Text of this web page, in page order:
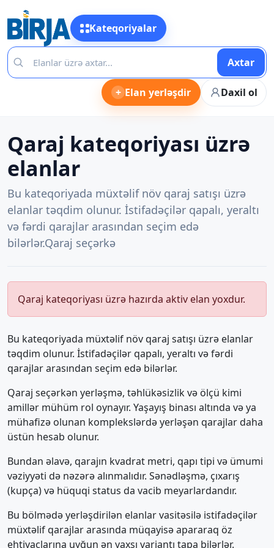
Kateqoriyalar
Axtar
+ Elan yerləşdir Daxil ol
Qaraj kateqoriyası üzrə
elanlar
Bu kateqoriyada müxtəlif növ qaraj satışı üzrə
elanlar təqdim olunur. İstifadəçilər qapalı, yeraltı
və fərdi qarajlar arasından seçim edə
bilərlər.Qaraj seçərkə
Qaraj kateqoriyası üzrə hazırda aktiv elan yoxdur.
Bu kateqoriyada müxtəlif növ qaraj satışı üzrə elanlar
təqdim olunur. İstifadəçilər qapalı, yeraltı və fərdi
qarajlar arasından seçim edə bilərlər.
Qaraj seçərkən yerləşmə, təhlükəsizlik və ölçü kimi
amillər mühüm rol oynayır. Yaşayış binası altında və ya
mühafizə olunan komplekslərdə yerləşən qarajlar daha
üstün hesab olunur.
Bundan əlavə, qarajın kvadrat metri, qapı tipi və ümumi
vəziyyəti də nəzərə alınmalıdır. Sənədləşmə, çıxarış
(kupça) və hüquqi status da vacib meyarlardandır.
Bu bölmədə yerləşdirilən elanlar vasitəsilə istifadəçilər
müxtəlif qarajlar arasında müqayisə apararaq öz
ehtiyaclarına uyğun ən yaxşı variantı tapa bilərlər.